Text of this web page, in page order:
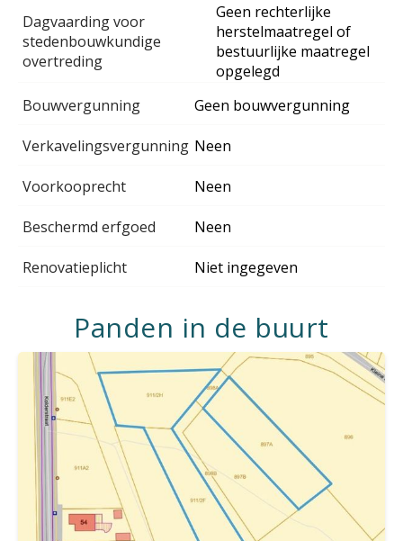
Dagvaarding voor
stedenbouwkundige
overtreding
Geen rechterlijke
herstelmaatregel of
bestuurlijke maatregel
opgelegd
Bouwvergunning
Geen bouwvergunning
Verkavelingsvergunning Neen
Voorkooprecht Neen
Beschermd erfgoed Neen
Renovatieplicht Niet ingegeven
Panden in de buurt
4.475 m²